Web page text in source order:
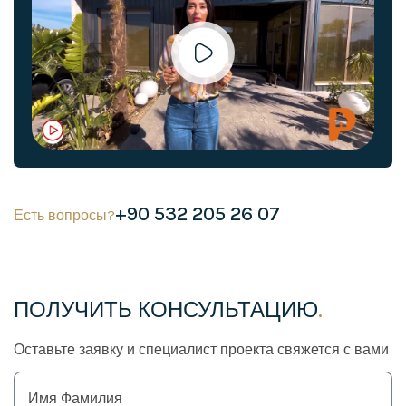
Есть вопросы?+90 532 205 26 07
ПОЛУЧИТЬ КОНСУЛЬТАЦИЮ.
Оставьте заявку и специалист проекта свяжется с вами